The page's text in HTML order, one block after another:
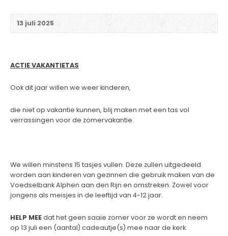
13 juli 2025
ACTIE VAKANTIETAS
Ook dit jaar willen we weer kinderen,
die niet op vakantie kunnen, blij maken met een tas vol
verrassingen voor de zomervakantie.
We willen minstens 15 tasjes vullen. Deze zullen uitgedeeld
worden aan kinderen van gezinnen die gebruik maken van de
Voedselbank Alphen aan den Rijn en omstreken. Zowel voor
jongens als meisjes in de leeftijd van 4-12 jaar.
HELP MEEdat het geen saaie zomer voor ze wordt en neem
op 13 juli een (aantal) cadeautje(s) mee naar de kerk.